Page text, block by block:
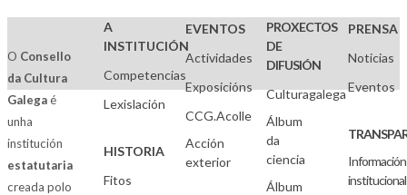
O Consello
da Cultura
Galegaé
unha
institución
estatutaria
creada polo
A
INSTITUCIÓN
Competencias
Lexislación
HISTORIA
Fitos
EVENTOS
Actividades
Exposicións
CCG.Acolle
Acción
exterior
PROXECTOS
DE
DIFUSIÓN
Culturagalega
Álbum
da
ciencia
Álbum
PRENSA
Noticias
Eventos
Información
institucional